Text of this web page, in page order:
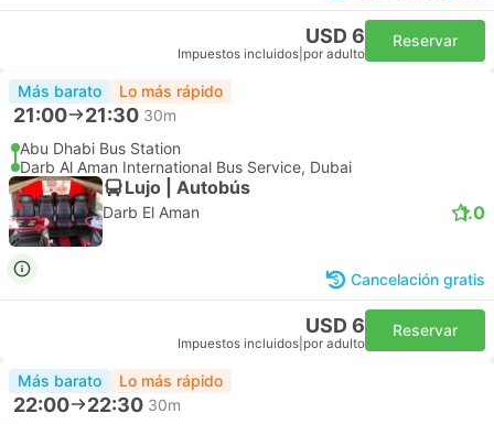
USD 6
Impuestos incluidos por adulto
Reservar
Más barato Lo más rápido
21:00 21:30 30m
Abu Dhabi Bus Station
Darb Al Aman International Bus Service, Dubai
Lujo | Autobús
Darb El Aman 1.0
Cancelación gratis
USD 6
Impuestos incluidos por adulto
Reservar
Más barato Lo más rápido
22:00 22:30 30m